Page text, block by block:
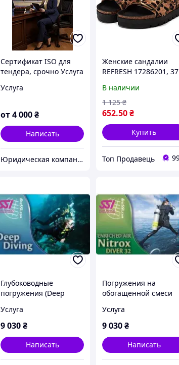
Сертификат ISO для
тендера, срочно Услуга
Услуга
от4 000₴
Написать
Юридическая компания "Всеукраинский экспертно-лицензионный центр" Адвокаты
Женские сандалии
REFRESH 17286201, 37
а
В наличии
652.50₴
1 125 ₴
Купить
Топ Продавець
Глубоководные
погружения (Deep
Услуга
9 030₴
Написать
Погружения на
обогащенной смеси
Услуга
9 030₴
Написать